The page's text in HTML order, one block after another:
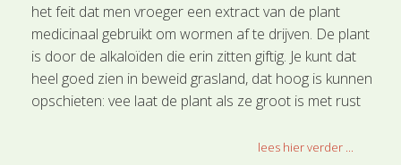
het feit dat men vroeger een extract van de plant
medicinaal gebruikt om wormen af te drijven. De plant
is door de alkaloïden die erin zitten giftig. Je kunt dat
heel goed zien in beweid grasland, dat hoog is kunnen
opschieten: vee laat de plant als ze groot is met rust
lees hier verder ...